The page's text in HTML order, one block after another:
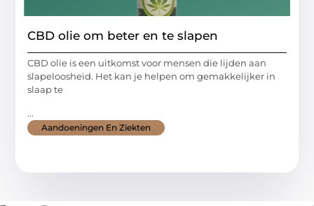
CBD olie om beter en te slapen
CBD olie is een uitkomst voor mensen die lijden aan
slapeloosheid. Het kan je helpen om gemakkelijker in
slaap te
...
Aandoeningen En Ziekten